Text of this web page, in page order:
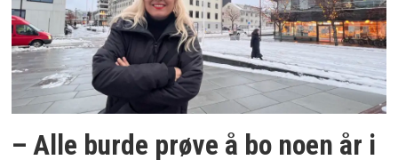
– Alle burde prøve å bo noen år i